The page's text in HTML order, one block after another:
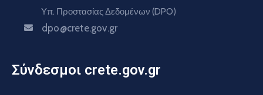
Υπ. Προστασίας Δεδομένων (DPO)
dpo@crete.gov.gr
Σύνδεσμοι crete.gov.gr